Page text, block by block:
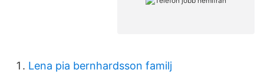
Lena pia bernhardsson familj